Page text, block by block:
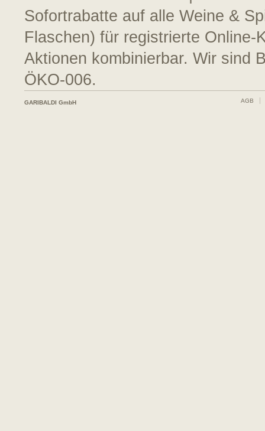
Sofortrabatte auf alle Weine &
Flaschen) für registrierte
Aktionen kombinierbar. Wir sind
ÖKO-006.
GARIBALDI GmbH AGB